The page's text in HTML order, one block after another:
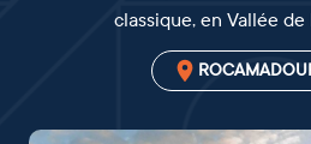
classique, en Vallée